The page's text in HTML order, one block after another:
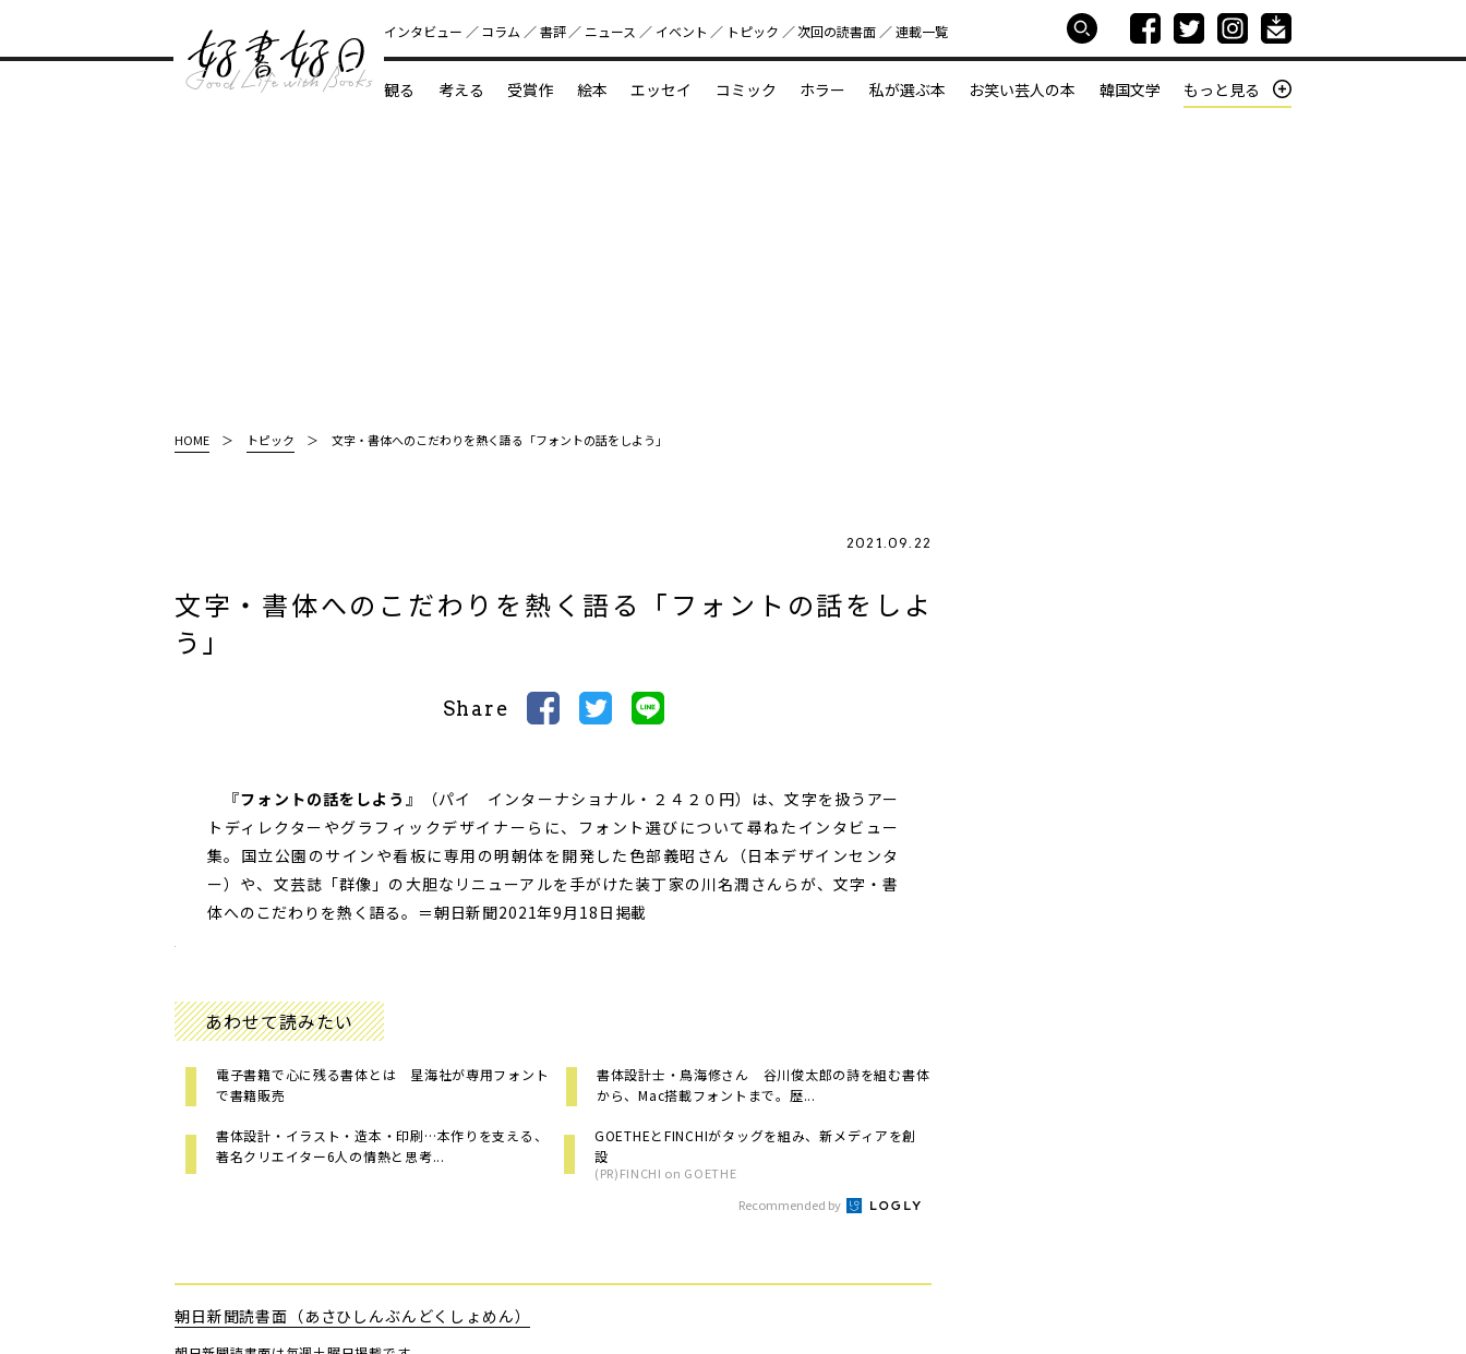
好書好日
インタビュー コラム 書評 ニュース イベント トピック 次回の読書⾯ 連載一覧
観る 考える 受賞作 絵本 エッセイ コミック ホラー 私が選ぶ本 お笑い芸人の本 韓国文学 もっと見る
HOME トピック 文字・書体へのこだわりを熱く語る「フォントの話をしよう」
2021.09.22
文字・書体へのこだわりを熱く語る「フォントの話をしよ
う」
Share
『フォントの話をしよう 』（パイ インターナショナル・２４２０円）は、文字を扱うアー
トディレクターやグラフィックデザイナーらに、フォント選びについて尋ねたインタビュー
集。国立公園のサインや看板に専用の明朝体を開発した色部義昭さん（日本デザインセンタ
ー）や、文芸誌「群像」の大胆なリニューアルを手がけた装丁家の川名潤さんらが、文字・書
体へのこだわりを熱く語る。＝朝日新聞2021年9月18日掲載
あわせて読みたい
電子書籍で心に残る書体とは 星海社が専用フォント
で書籍販売
書体設計士・鳥海修さん 谷川俊太郎の詩を組む書体
から、Mac搭載フォントまで。歴...
書体設計・イラスト・造本・印刷…本作りを支える、
著名クリエイター6人の情熱と思考...
GOETHEとFINCHIがタッグを組み、新メディアを創
設
(PR)FINCHI on GOETHE
Recommended by
朝日新聞読書面（あさひしんぶんどくしょめん）